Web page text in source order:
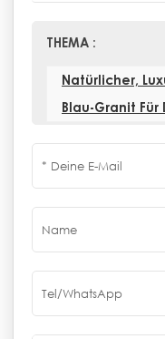
THEMA :
Natürlicher,
Blau-Granit